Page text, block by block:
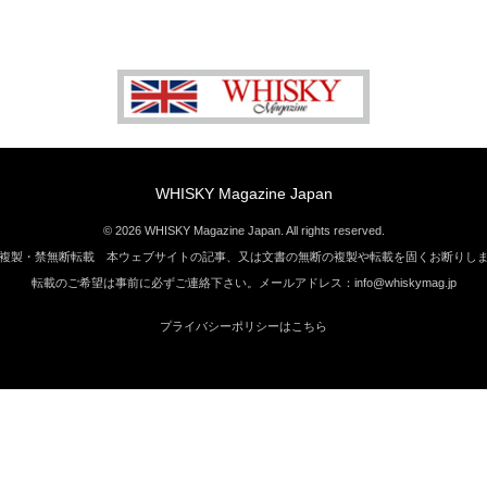
WHISKY Magazine Japan
© 2026 WHISKY Magazine Japan. All rights reserved.
製・禁無断転載 本ウェブサイトの記事、又は文書の無断の複製や転載を固くお断りし
転載のご希望は事前に必ずご連絡下さい。メールアドレス：info@whiskymag.jp
プライバシーポリシーはこちら